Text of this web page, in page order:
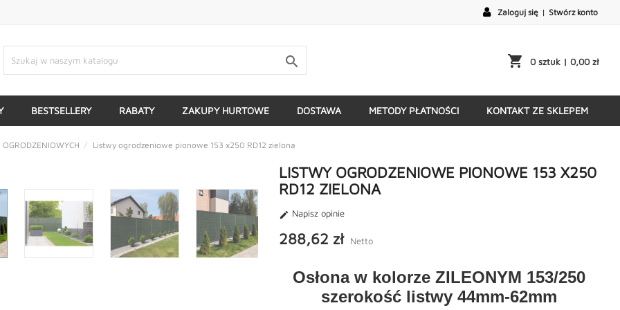
Zaloguj się | Stwórz konto
 shopping_cart 0 sztuk| 0,00 zł
BESTSELLERY RABATY ZAKUPY HURTOWE DOSTAWA METODY PŁATNOŚCI KONTAKT ZE SKLEPEM
Listwy ogrodzeniowe pionowe 153 x250 RD12 zielona
LISTWY OGRODZENIOWE PIONOWE 153 X250
RD12 ZIELONA
 Napisz opinie
288,62 zł Netto
Osłona w kolorze ZILEONYM 153/250
szerokość listwy 44mm-62mm